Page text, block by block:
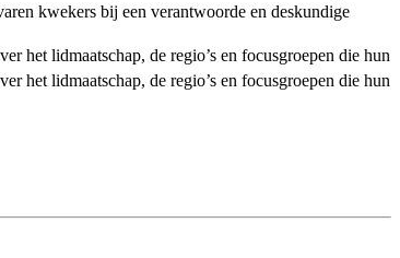
kwekers bij een verantwoorde en deskundige
het lidmaatschap, de regio’s en focusgroepen die hun
het lidmaatschap, de regio’s en focusgroepen die hun